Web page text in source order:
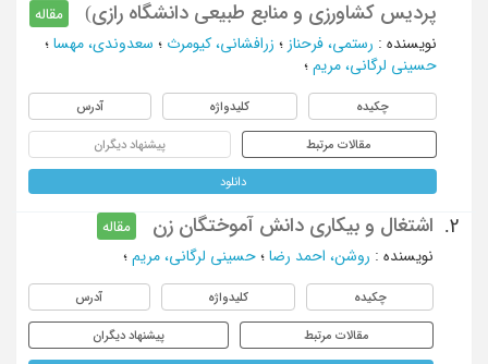
پردیس کشاورزی و منابع طبیعی دانشگاه رازی)
مقاله
نویسنده : رستمی، فرحناز ؛ زرافشانی، کیومرث ؛ سعدوندی، مهسا ؛
حسینی لرگانی، مریم ؛
چکیده کلیدواژه آدرس
مقالات مرتبط پیشنهاد دیگران
دانلود
2. اشتغال و بیکاری دانش آموختگان زن
مقاله
نویسنده : روشن، احمد رضا ؛ حسینی لرگانی، مریم ؛
چکیده کلیدواژه آدرس
مقالات مرتبط پیشنهاد دیگران